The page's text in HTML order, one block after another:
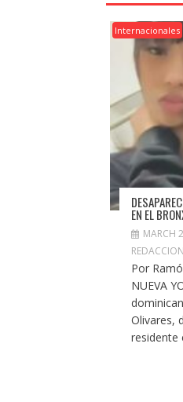
Internacionales
EN EL
MARCH
REDACCION
Por
NUEVA
Olivares,
residente